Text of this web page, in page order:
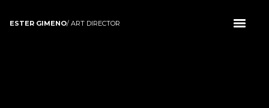
ESTER GIMENO/ ART DIRECTOR